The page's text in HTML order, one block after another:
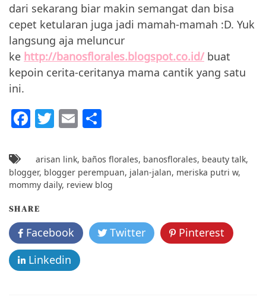
dari sekarang biar makin semangat dan bisa
cepet ketularan juga jadi mamah-mamah :D. Yuk
langsung aja meluncur
ke http://banosflorales.blogspot.co.id/ buat
kepoin cerita-ceritanya mama cantik yang satu
ini.
F
c
e
b
o
o
k
T
itt
er
E
ai
l
ar
e
arisan link, baños florales, banosflorales, beauty talk,
blogger, blogger perempuan, jalan-jalan, meriska putri w,
mommy daily, review blog
SHARE
Facebook Twitter
Pinterest
Linkedin